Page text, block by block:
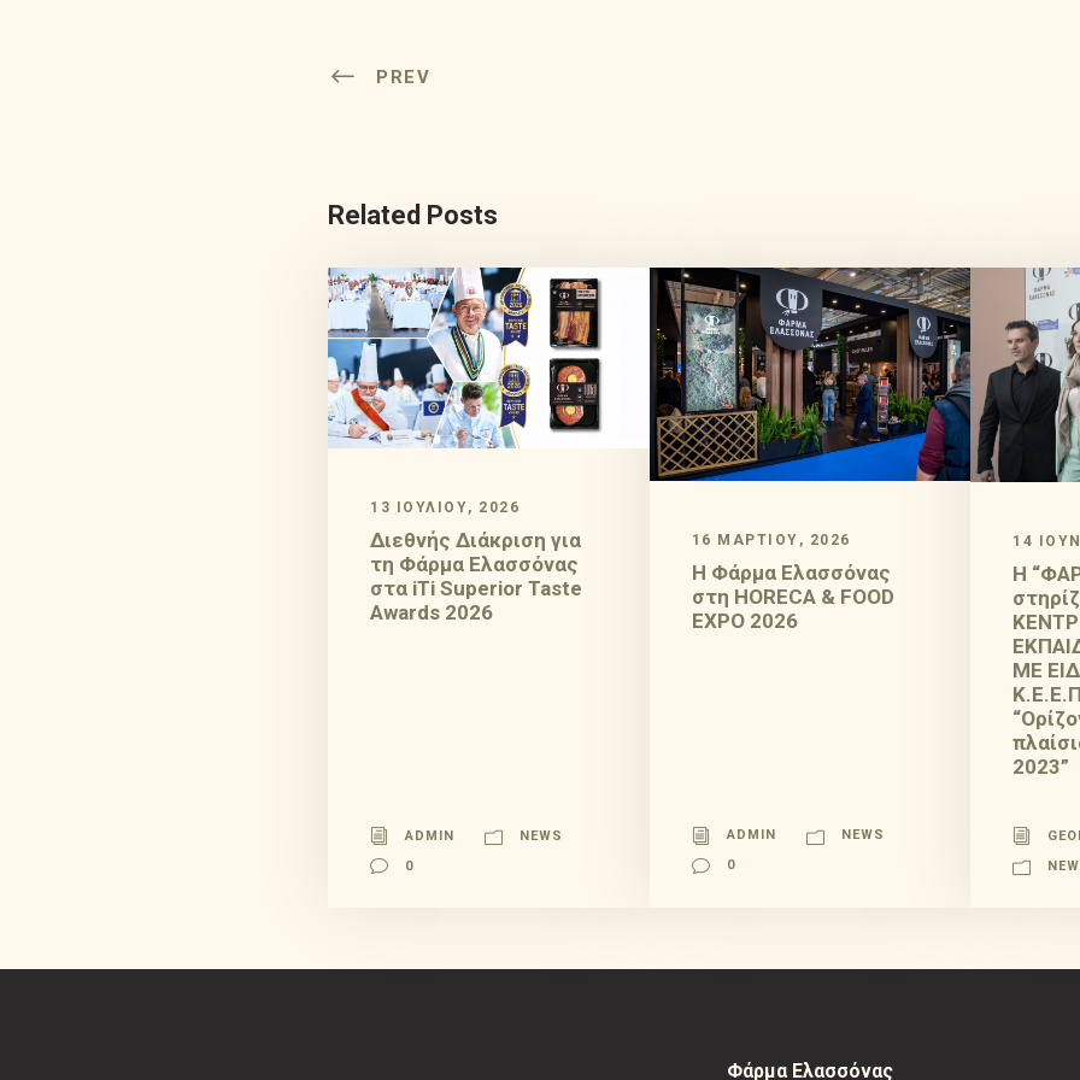
PREV
Related Posts
13 ΙΟΥΛΊΟΥ, 2026
Διεθνής Διάκριση για
τη Φάρμα Ελασσόνας
στα iTi Superior Taste
Awards 2026
ADMIN
NEWS
0
16 ΜΑΡΤΊΟΥ, 2026
H Φάρμα Ελασσόνας
στη HORECA & FOOD
EXPO 2026
ADMIN
NEWS
0
14
Η
ΜΕ
2023”
Φάρμα Ελασσόνας